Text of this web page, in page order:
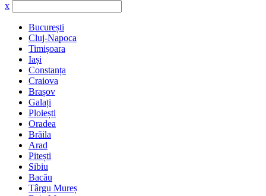
x
București
Cluj-Napoca
Timișoara
Iași
Constanța
Craiova
Brașov
Galați
Ploiești
Oradea
Brăila
Arad
Pitești
Sibiu
Bacău
Târgu Mureș